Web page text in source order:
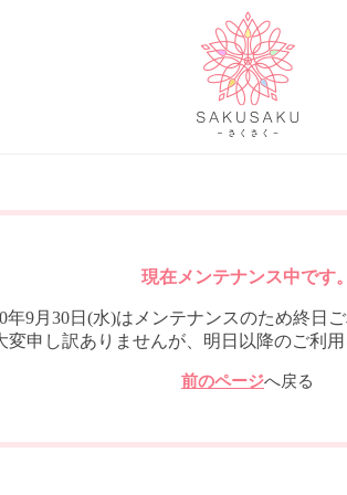
現在メンテナンス中です。
年9月30日(水)はメンテナンスのため終日
変申し訳ありませんが、明日以降のご利
前のページへ戻る